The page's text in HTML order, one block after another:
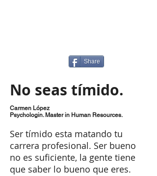
Share
No seas tímido.
Carmen López
Psychologin. Master in Human Resources.
Ser tímido esta matando tu
carrera profesional. Ser bueno
no es suficiente, la gente tiene
que saber lo bueno que eres.